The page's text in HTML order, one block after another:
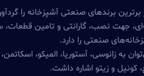
برترین برندهای صنعتی آشپزخانه را
جهت نصب، گارانتی و تامین قطعات،
صنعتی را دارد.
به زانوسی، آستوریا، المیکو،
کونیل و زیتو اشاره داشت.